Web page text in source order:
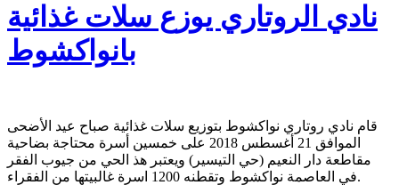
نادي الروتاري يوزع سلات غذائية
بانواكشوط
قام نادي روتاري نواكشوط بتوزيع سلات غذائية صباح عيد الأضحى
الموافق 21 أغسطس 2018 على خمسين أسرة محتاجة بضاحية
مقاطعة دار النعيم (حي التيسير) ويعتبر هذ الحي من جيوب الفقر
في العاصمة نواكشوط وتقطنه 1200 اسرة غالبيتها من الفقراء.